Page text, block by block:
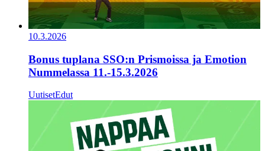
10.3.2026
Bonus tuplana SSO:n Prismoissa ja Emotion
Nummelassa 11.-15.3.2026
UutisetEdut